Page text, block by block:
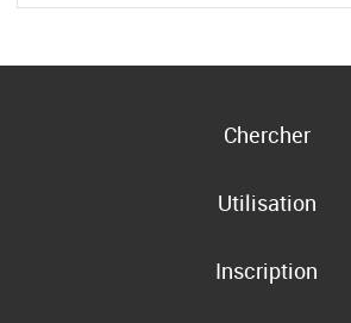
Chercher
Utilisation
Inscription